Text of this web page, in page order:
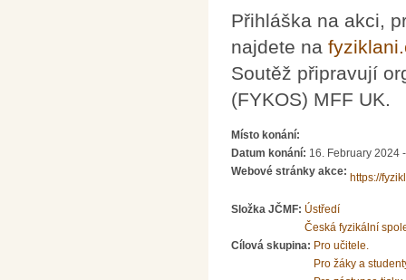
Přihláška na akci,
najdete na
Soutěž připravují
(FYKOS) MFF UK.
Místo konání:
Datum konání: 16. February 2024
Webové stránky akce:
https://
Složka JČMF: Ústředí
Česká fyzikální
Cílová skupina: Pro učitele.
Pro žáky a